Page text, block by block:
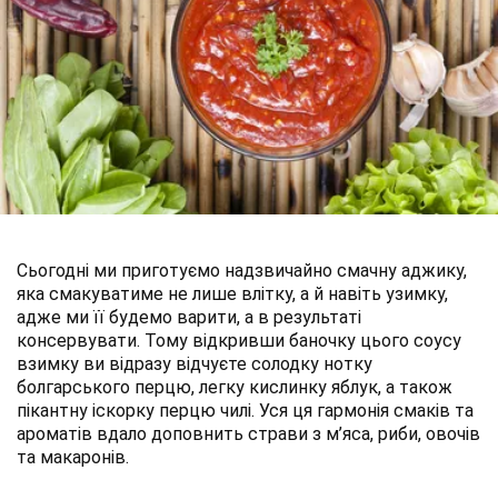
Сьогодні ми приготуємо надзвичайно смачну аджику,
яка смакуватиме не лише влітку, а й навіть узимку,
адже ми її будемо варити, а в результаті
консервувати. Тому відкривши баночку цього соусу
взимку ви відразу відчуєте солодку нотку
болгарського перцю, легку кислинку яблук, а також
пікантну іскорку перцю чилі. Уся ця гармонія смаків та
ароматів вдало доповнить страви з м’яса, риби, овочів
та макаронів.